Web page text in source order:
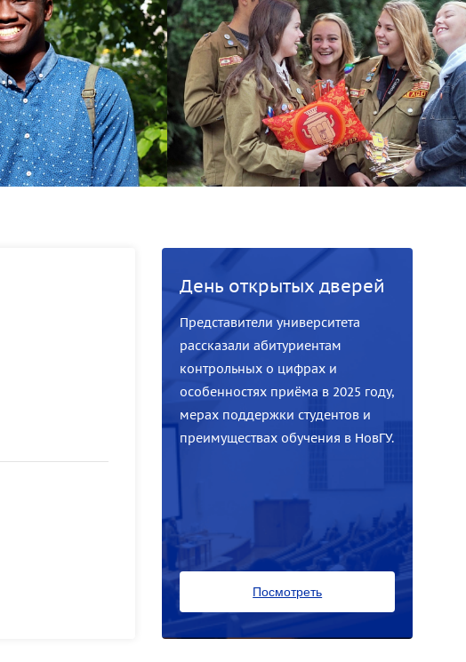
День открытых дверей
Представители университета
рассказали абитуриентам
контрольных о цифрах и
особенностях приёма в 2025 году,
мерах поддержки студентов и
преимуществах обучения в НовГУ.
Посмотреть